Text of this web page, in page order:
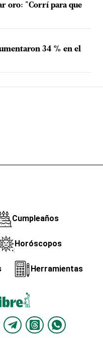
oro: "Corrí para que
34 % en el
Cumpleaños
Horóscopos
Herramientas